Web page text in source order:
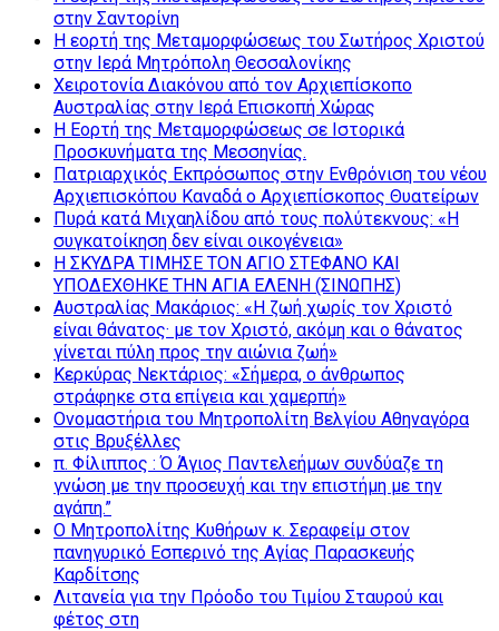
στην Σαντορίνη
Η εορτή της Μεταμορφώσεως του Σωτήρος Χριστού
στην Ιερά Μητρόπολη Θεσσαλονίκης
Χειροτονία Διακόνου από τον Αρχιεπίσκοπο
Αυστραλίας στην Ιερά Επισκοπή Χώρας
Η Εορτή της Μεταμορφώσεως σε Ιστορικά
Προσκυνήματα της Μεσσηνίας.
Πατριαρχικός Εκπρόσωπος στην Ενθρόνιση του νέου
Αρχιεπισκόπου Καναδά ο Αρχιεπίσκοπος Θυατείρων
Πυρά κατά Μιχαηλίδου από τους πολύτεκνους: «Η
συγκατοίκηση δεν είναι οικογένεια»
Η ΣΚΥΔΡΑ ΤΙΜΗΣΕ ΤΟΝ ΑΓΙΟ ΣΤΕΦΑΝΟ ΚΑΙ
ΥΠΟΔΕΧΘΗΚΕ ΤΗΝ ΑΓΙΑ ΕΛΕΝΗ (ΣΙΝΩΠΗΣ)
Αυστραλίας Μακάριος: «Η ζωή χωρίς τον Χριστό
είναι θάνατος· με τον Χριστό, ακόμη και ο θάνατος
γίνεται πύλη προς την αιώνια ζωή»
Κερκύρας Νεκτάριος: «Σήμερα, ο άνθρωπος
στράφηκε στα επίγεια και χαμερπή»
Ονομαστήρια του Μητροπολίτη Βελγίου Αθηναγόρα
στις Βρυξέλλες
π. Φίλιππος : Ό Άγιος Παντελεήμων συνδύαζε τη
γνώση με την προσευχή και την επιστήμη με την
αγάπη.”
Ο Μητροπολίτης Κυθήρων κ. Σεραφείμ στον
πανηγυρικό Εσπερινό της Αγίας Παρασκευής
Καρδίτσης
Λιτανεία για την Πρόοδο του Τιμίου Σταυρού και
φέτος στη